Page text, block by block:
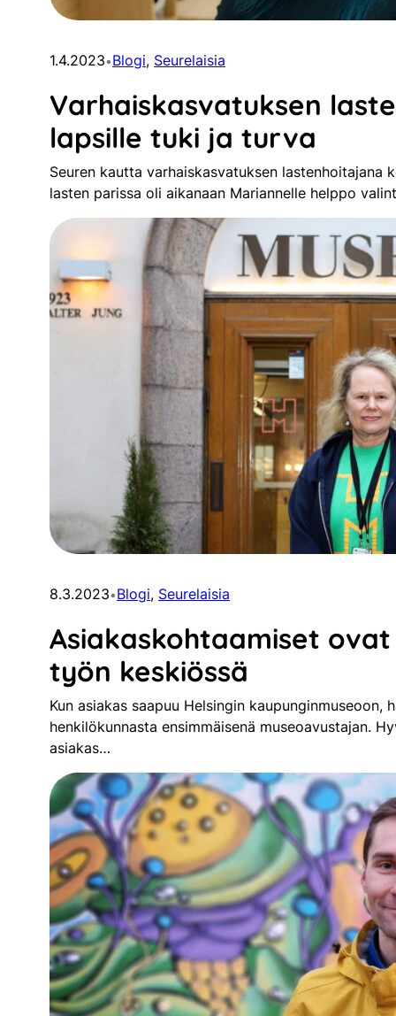
1.4.2023•Blogi, Seurelaisia
Varhaiskasvatuksen
lapsille tuki ja turva
Seuren kautta varhaiskasvatuksen lastenhoitajana
lasten parissa oli aikanaan Mariannelle helppo
8.3.2023•Blogi, Seurelaisia
Asiakaskohtaamiset
työn keskiössä
Kun asiakas saapuu Helsingin kaupunginmuseoon,
henkilökunnasta ensimmäisenä museoavustajan.
asiakas…